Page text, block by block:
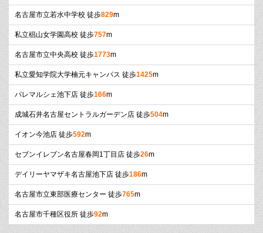
名古屋市立若水中学校 徒歩829m
私立椙山女学園高校 徒歩757m
名古屋市立中央高校 徒歩1773m
私立愛知学院大学楠元キャンパス 徒歩1425m
パレマルシェ池下店 徒歩166m
成城石井名古屋セントラルガーデン店 徒歩504m
イオン今池店 徒歩592m
セブンイレブン名古屋春岡1丁目店 徒歩26m
デイリーヤマザキ名古屋池下店 徒歩186m
名古屋市立東部医療センター 徒歩765m
名古屋市千種区役所 徒歩92m